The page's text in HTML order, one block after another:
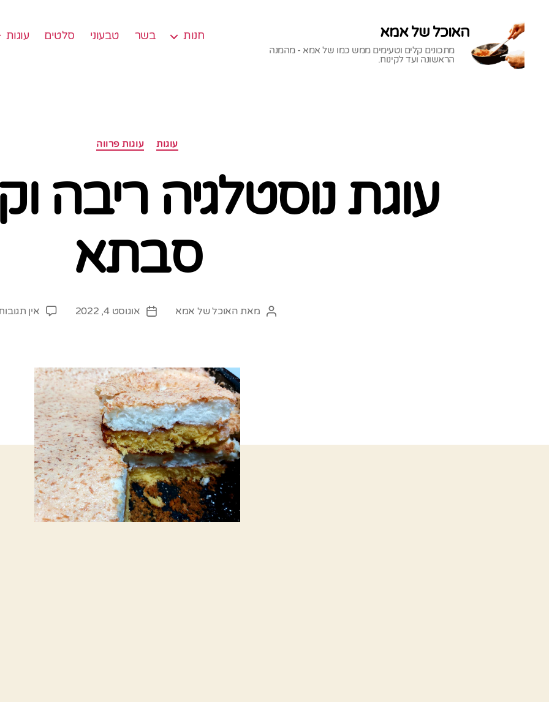
האוכל של אמא
מתכונים קלים וטעימים ממש כמו של אמא - מהמנה
הראשונה ועד לקינוח.
חנות בשר טבעוני סלטים עוגות
קטגוריות עוגות עוגות פרווה
עוגת נוסטלגיה ריבה
סבתא
המחבר
מאת האוכל של אמא
תאריךאוגוסט 4, 2022 אין